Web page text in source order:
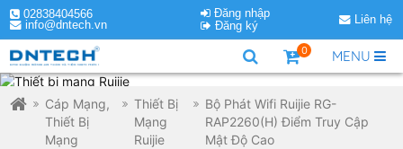
02838404566
info@dntech.vn
Đăng nhập
Đăng ký
Liên hệ
MENU
0
Cáp Mạng,
Thiết Bị
Mạng
Thiết Bị
Mạng
Ruijie
Bộ Phát Wifi Ruijie RG-
RAP2260(H) Điểm Truy Cập
Mật Độ Cao